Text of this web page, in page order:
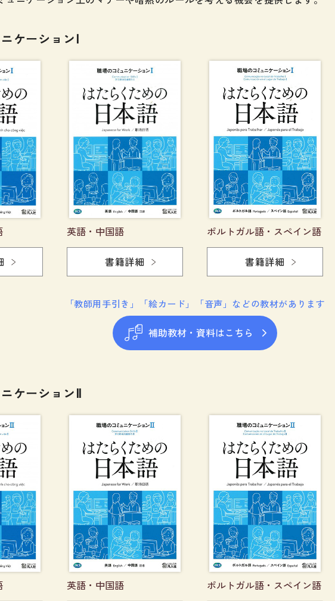
ケーションⅠ
英語・中国語
書籍詳細
ポルトガル語・スペイン語
書籍詳細
「教師用手引き」「絵カード」「音声」などの教材があります
補助教材・資料はこちら
ケーションⅡ
英語・中国語 ポルトガル語・スペイン語